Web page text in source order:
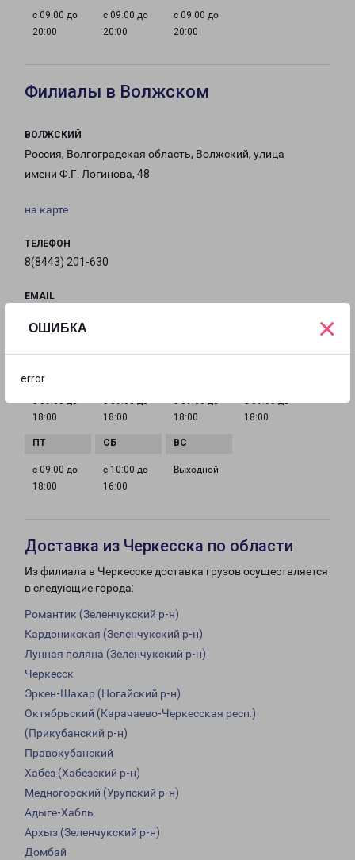
ОШИБКА
error
×
с 09:00 до
20:00
с 09:00 до
20:00
с 09:00 до
20:00
Филиалы в Волжском
ВОЛЖСКИЙ
Россия, Волгоградская область, Волжский, улица
имени Ф.Г. Логинова, 48
на карте
ТЕЛЕФОН
8(8443) 201-630
EMAIL
с 09:00 до
18:00
с 09:00 до
18:00
с 09:00 до
18:00
с 09:00 до
18:00
с 09:00 до
18:00
с 10:00 до
16:00
Выходной
Доставка из Черкесска по области
Из филиала в Черкесске доставка грузов осуществляется
в следующие города:
Романтик (Зеленчукский р-н)
Кардоникская (Зеленчукский р-н)
Лунная поляна (Зеленчукский р-н)
Черкесск
Эркен-Шахар (Ногайский р-н)
Октябрьский (Карачаево-Черкесская респ.)
(Прикубанский р-н)
Правокубанский
Хабез (Хабезский р-н)
Медногорский (Урупский р-н)
Адыге-Хабль
Архыз (Зеленчукский р-н)
Домбай